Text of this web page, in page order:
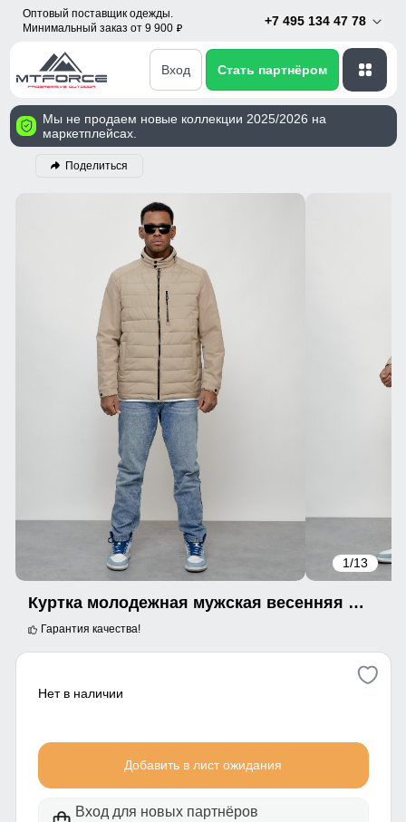
Оптовый поставщик одежды.
Минимальный заказ от 9 900 p
+7 495 134 47 78
Вход Стать партнёром
Мы не продаем новые коллекции 2025/2026 на
маркетплейсах.
Поделиться
1/13
Куртка молодежная мужская весенняя 2024 года бежевого цвета 7305B
Гарантия качества!
Нет в наличии
Добавить в лист ожидания
Вход для новых партнёров